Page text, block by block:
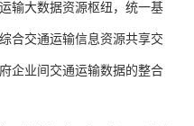
输大数据资源枢纽，统一基
合交通运输信息资源共享交
企业间交通运输数据的整合